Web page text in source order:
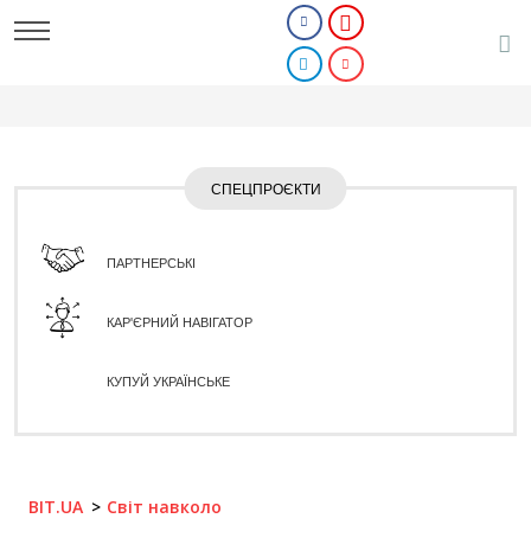
СПЕЦПРОЄКТИ
ПАРТНЕРСЬКІ
КАР'ЄРНИЙ НАВІГАТОР
КУПУЙ УКРАЇНСЬКЕ
BIT.UA Світ навколо